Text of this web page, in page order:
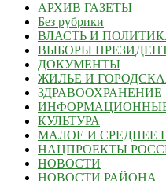
АРХИВ ГАЗЕТЫ
Без рубрики
ВЛАСТЬ И
ВЫБОРЫ
ДОКУМЕНТЫ
ЖИЛЬЕ И
ЗДРАВООХРАНЕНИЕ
КУЛЬТУРА
МАЛОЕ И СРЕДНЕЕ
НАЦПРОЕКТЫ
НОВОСТИ
НОВОСТИ РАЙОНА